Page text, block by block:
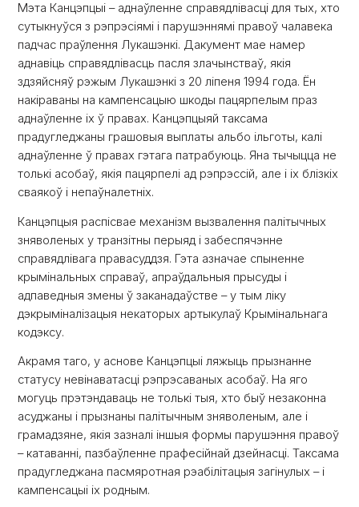
Мэта Канцэпцыі – аднаўленне справядлівасці для тых, хто
сутыкнуўся з рэпрэсіямі і парушэннямі правоў чалавека
падчас праўлення Лукашэнкі. Дакумент мае намер
аднавіць справядлівасць пасля злачынстваў, якія
здзяйсняў рэжым Лукашэнкі з 20 ліпеня 1994 года. Ён
накіраваны на кампенсацыю шкоды пацярпелым праз
аднаўленне іх ў правах. Канцэпцыяй таксама
прадугледжаны грашовыя выплаты альбо ільготы, калі
аднаўленне ў правах гэтага патрабуюць. Яна тычыцца не
толькі асобаў, якія пацярпелі ад рэпрэссій, але і іх блізкіх
сваякоў і непаўналетніх.
Канцэпцыя распісвае механізм вызвалення палітычных
зняволеных у транзітны перыяд і забеспячэнне
справядлівага правасуддзя. Гэта азначае спыненне
крымінальных справаў, апраўдальныя прысуды і
адпаведныя змены ў заканадаўстве – у тым ліку
дэкрыміналізацыя некаторых артыкулаў Крымінальнага
кодэксу.
Акрамя таго, у аснове Канцэпцыі ляжыць прызнанне
статусу невінаватасці рэпрэсаваных асобаў. На яго
могуць прэтэндаваць не толькі тыя, хто быў незаконна
асуджаны і прызнаны палітычным зняволеным, але і
грамадзяне, якія зазналі іншыя формы парушэння правоў
– катаванні, пазбаўленне прафесійнай дзейнасці. Таксама
прадугледжана пасмяротная рэабілітацыя загінулых – і
кампенсацыі іх родным.